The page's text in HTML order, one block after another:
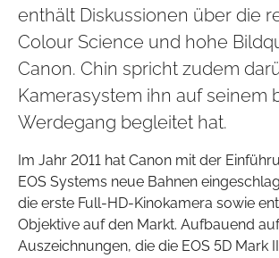
enthält Diskussionen über die
Colour Science und hohe
Canon. Chin spricht zudem
Kamerasystem ihn auf seinem
Werdegang begleitet hat.
Im Jahr 2011 hat Canon mit der
EOS Systems neue Bahnen
die erste Full-HD-Kinokamera sowie
Objektive auf den Markt. Aufbauend
Auszeichnungen, die die EOS 5D Mark